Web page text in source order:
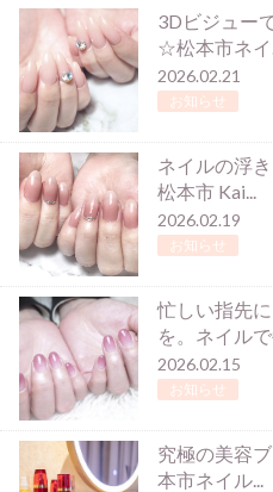
3Dビジュー
☆松本市ネイ
2026.02.21
お知らせ
ネイルの浮
松本市 Kai...
2026.02.19
お知らせ
忙しい指先
を。ネイルで
2026.02.15
お知らせ
究極の美容
本市ネイル...